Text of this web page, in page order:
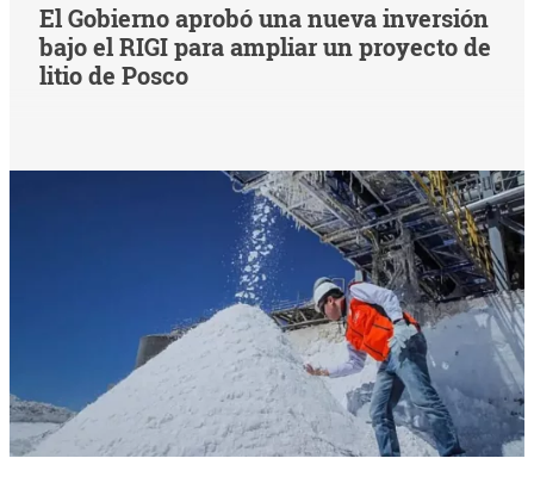
El Gobierno aprobó una nueva inversión
bajo el RIGI para ampliar un proyecto de
litio de Posco